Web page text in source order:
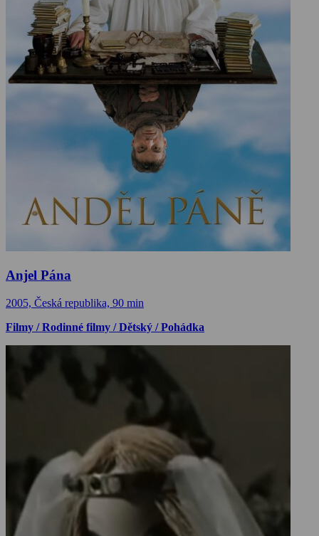
Anjel Pána
2005, Česká republika, 90 min
Filmy / Rodinné filmy / Dětský / Pohádka